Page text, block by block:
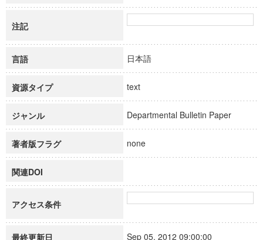
注記
言語 日本語
資源タイプ text
ジャンル Departmental Bulletin Paper
著者版フラグ none
関連DOI
アクセス条件
最終更新日 Sep 05, 2012 09:00:00